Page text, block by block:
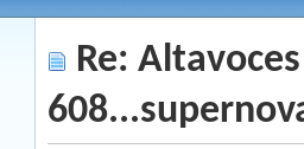
Re: